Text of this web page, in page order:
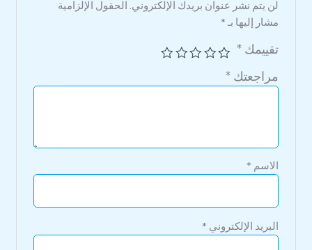
لن يتم نشر عنوان بريدك الإلكتروني. الحقول الإلزامية
مشار إليها بـ *
تقييمك*
مراجعتك*
الاسم *
البريد الإلكتروني *